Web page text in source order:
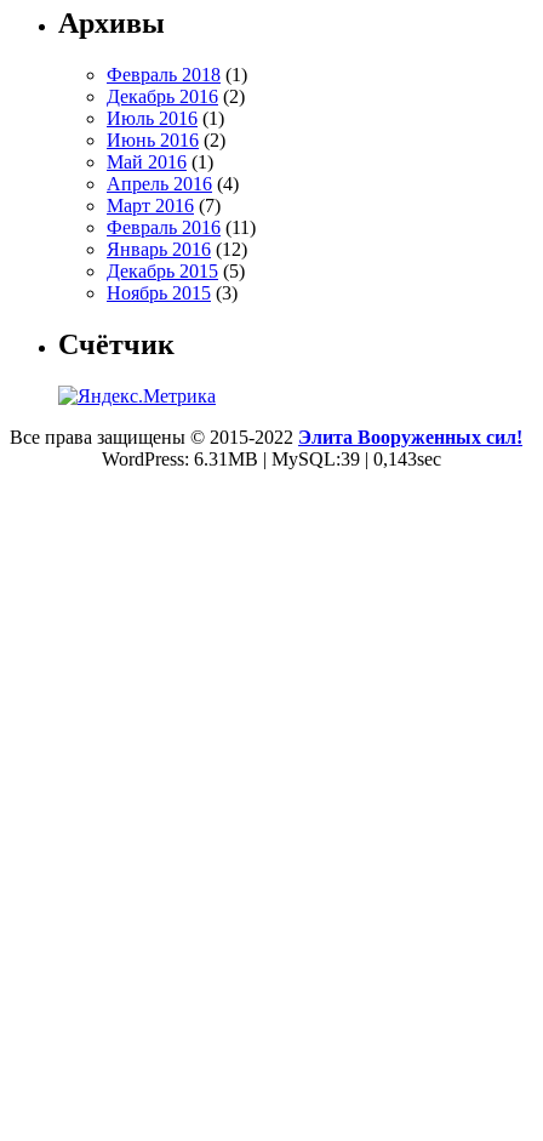
Архивы
Февраль 2018 (1)
Декабрь 2016 (2)
Июль 2016 (1)
Июнь 2016 (2)
Май 2016 (1)
Апрель 2016 (4)
Март 2016 (7)
Февраль 2016 (11)
Январь 2016 (12)
Декабрь 2015 (5)
Ноябрь 2015 (3)
Счётчик
Все права защищены © 2015-2022 Элита Вооруженных сил!
WordPress: 6.31MB | MySQL:39 | 0,143sec